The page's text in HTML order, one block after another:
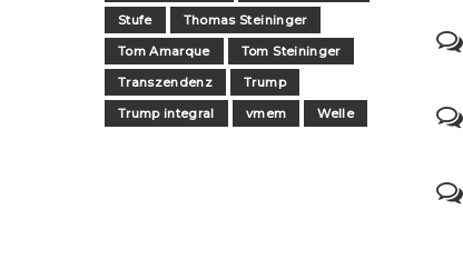
Stufe
Thomas Steininger
Tom Amarque
Tom Steininger
Transzendenz
Trump
Trump integral
vmem Welle